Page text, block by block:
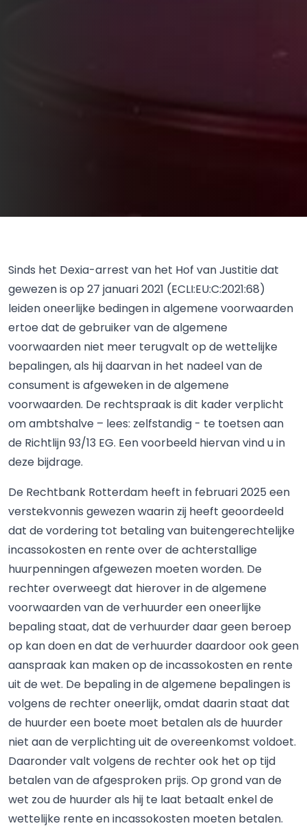
Sinds het Dexia-arrest van het Hof van Justitie dat
gewezen is op 27 januari 2021 (ECLI:EU:C:2021:68)
leiden oneerlijke bedingen in algemene voorwaarden
ertoe dat de gebruiker van de algemene
voorwaarden niet meer terugvalt op de wettelijke
bepalingen, als hij daarvan in het nadeel van de
consument is afgeweken in de algemene
voorwaarden. De rechtspraak is dit kader verplicht
om ambtshalve – lees: zelfstandig - te toetsen aan
de Richtlijn 93/13 EG. Een voorbeeld hiervan vind u in
deze bijdrage.
De Rechtbank Rotterdam heeft in februari 2025 een
verstekvonnis gewezen waarin zij heeft geoordeeld
dat de vordering tot betaling van buitengerechtelijke
incassokosten en rente over de achterstallige
huurpenningen afgewezen moeten worden. De
rechter overweegt dat hierover in de algemene
voorwaarden van de verhuurder een oneerlijke
bepaling staat, dat de verhuurder daar geen beroep
op kan doen en dat de verhuurder daardoor ook geen
aanspraak kan maken op de incassokosten en rente
uit de wet. De bepaling in de algemene bepalingen is
volgens de rechter oneerlijk, omdat daarin staat dat
de huurder een boete moet betalen als de huurder
niet aan de verplichting uit de overeenkomst voldoet.
Daaronder valt volgens de rechter ook het op tijd
betalen van de afgesproken prijs. Op grond van de
wet zou de huurder als hij te laat betaalt enkel de
wettelijke rente en incassokosten moeten betalen.